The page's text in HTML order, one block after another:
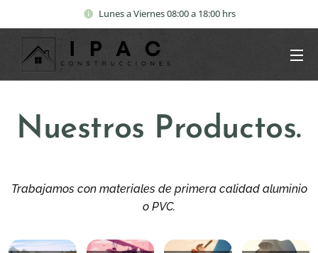
Lunes a Viernes 08:00 a 18:00 hrs
Nuestros Productos.
Trabajamos con materiales de primera calidad aluminio
o PVC.